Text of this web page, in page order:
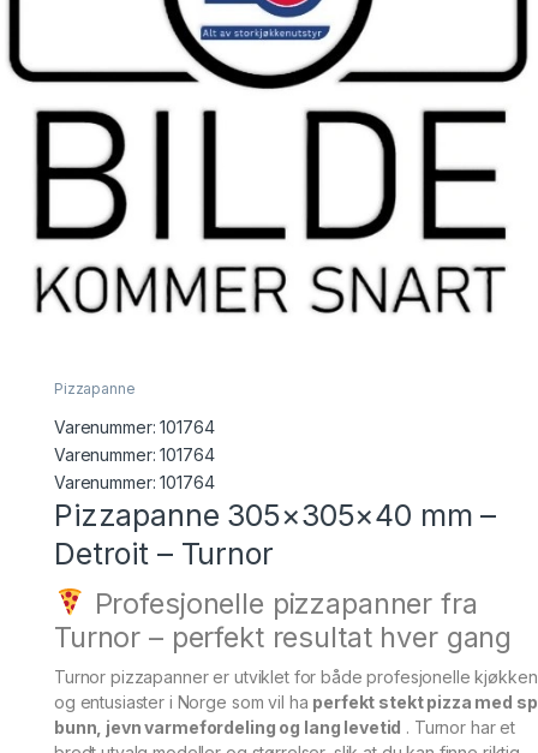
Pizzapanne
Varenummer:101764
Varenummer: 101764
Varenummer:101764
Pizzapanne 305×305×40 mm –
Detroit – Turnor
Profesjonelle pizzapanner fra
Turnor – perfekt resultat hver gang
Turnor pizzapanner er utviklet for både profesjonelle kjøkken
og entusiaster i Norge som vil ha perfekt stekt pizza med
bunn, jevn varmefordeling og lang levetid . Turnor har et